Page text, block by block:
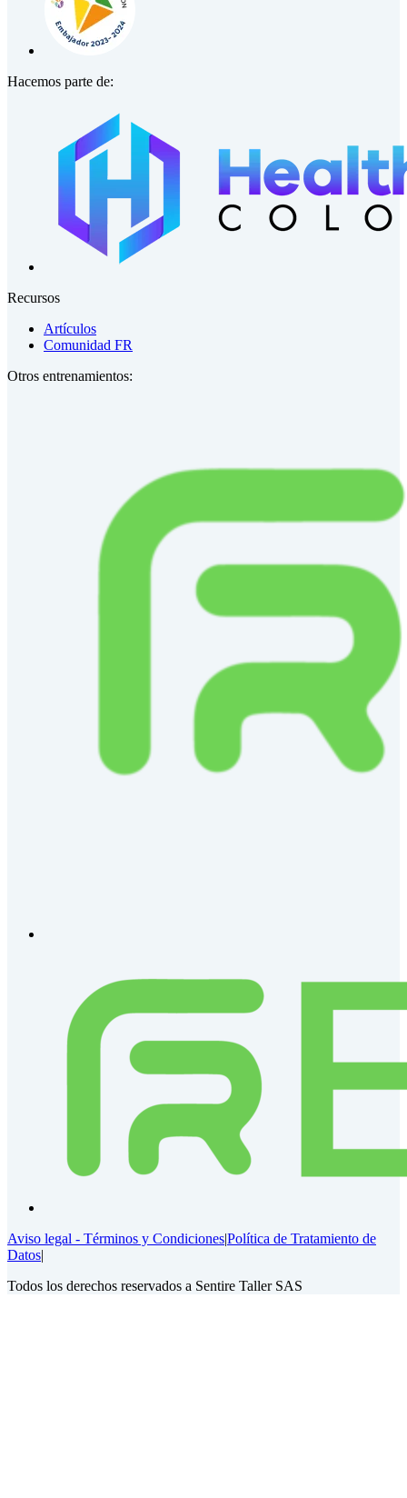
Hacemos parte de:
Recursos
Artículos
Comunidad FR
Otros entrenamientos:
Aviso legal - Términos y Condiciones|Política de Tratamiento de
Datos|
Todos los derechos reservados a Sentire Taller SAS